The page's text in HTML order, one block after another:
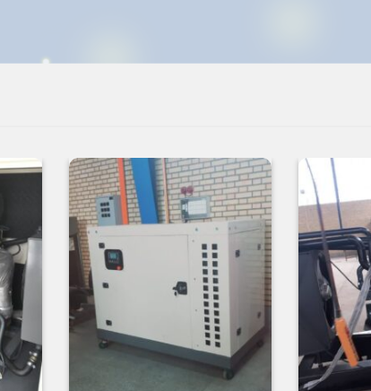
افزودن
به
علاقه
مندی
ها
+
افزودن
به
علاقه
مندی
ها